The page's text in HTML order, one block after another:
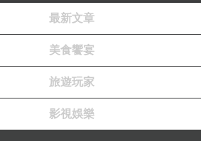
最新文章
美食饗宴
旅遊玩家
影視娛樂